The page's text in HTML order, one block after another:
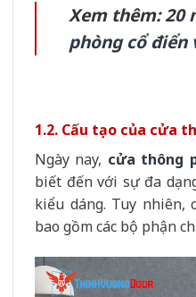
Xem thêm:20
phòng cổ điển
1.2. Cấu tạo của cửa
Ngày nay, cửa thông
biết đến với sự đa
kiểu dáng. Tuy nhiên,
bao gồm các bộ phận